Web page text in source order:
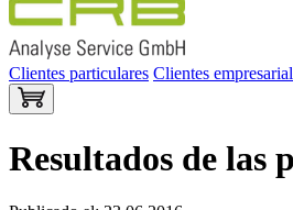
Clientes particulares Clientes
Resultados de las